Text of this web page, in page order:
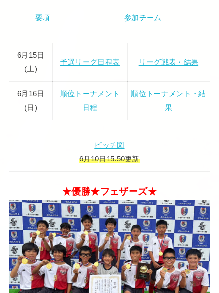
要項 参加チーム
6月15日
(土)
予選リーグ日程表 リーグ戦表・結果
6月16日
(日)
順位トーナメント
日程
順位トーナメント・結
果
ピッチ図
6月10日15:50更新
★優勝★フェザーズ★